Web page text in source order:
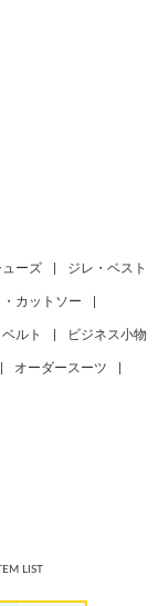
ューズ ジレ・ベスト
・カットソー
ベルト ビジネス小物
オーダースーツ
LIST